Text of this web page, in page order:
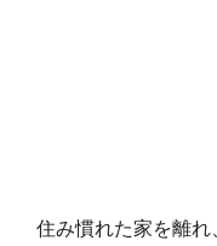
住み慣れた家を離れ